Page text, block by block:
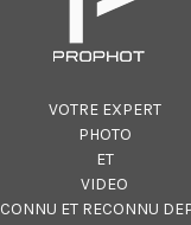
VOTRE EXPERT
PHOTO
ET
VIDEO
ET RECONNU